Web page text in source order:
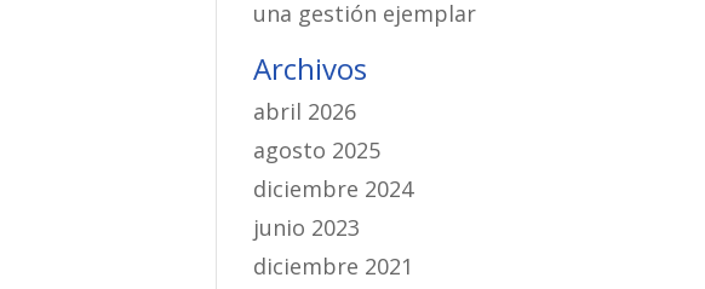
una gestión ejemplar
Archivos
abril 2026
agosto 2025
diciembre 2024
junio 2023
diciembre 2021